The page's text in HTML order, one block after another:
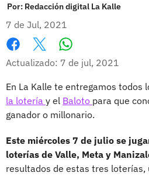
Por: Redacción digital La Kalle
7 de Jul, 2021
Facebook
X
Actualizado: 7 de jul, 2021
En La Kalle te entregamos todos
la lotería y el Baloto para que
ganador o millonario.
Este miércoles 7 de julio se
loterías de Valle, Meta y
resultados de estas tres loterías,